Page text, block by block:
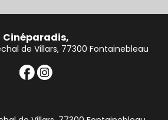
Cinéparadis,
de Villars, 77300 Fontainebleau